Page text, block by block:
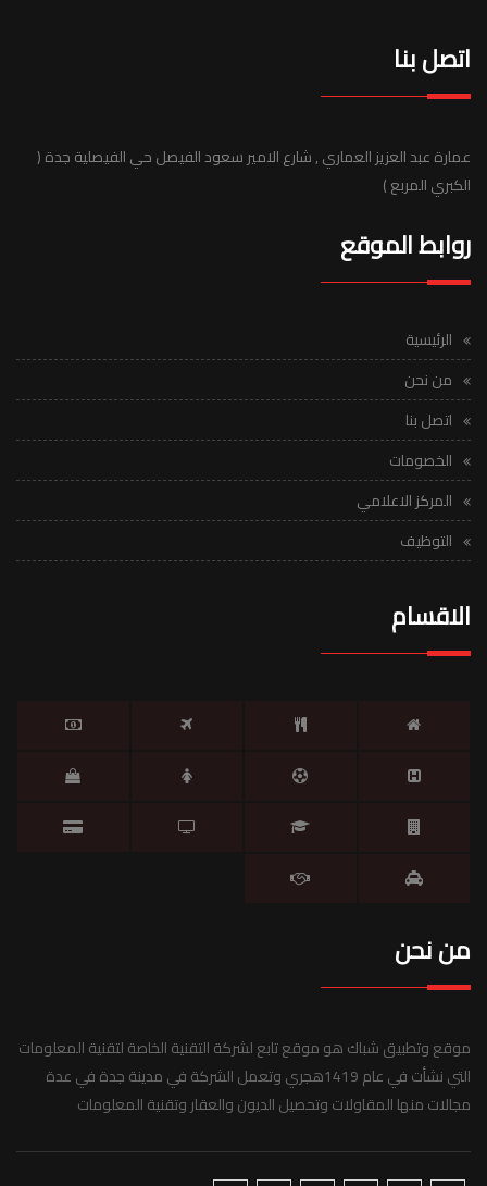
اتصل بنا
عمارة عبد العزيز العماري , شارع الامير سعود الفيصل حي الفيصلية جدة (
الكبري المربع )
روابط الموقع
الرئيسية
من نحن
اتصل بنا
الخصومات
المركز الاعلامي
التوظيف
الاقسام
من نحن
موقع وتطبيق شباك هو موقع تابع لشركة التقنية الخاصة لتقنية المعلومات
التي نشأت في عام 1419هجري وتعمل الشركة في مدينة جدة في عدة
مجالات منها المقاولات وتحصيل الديون والعقار وتقنية المعلومات